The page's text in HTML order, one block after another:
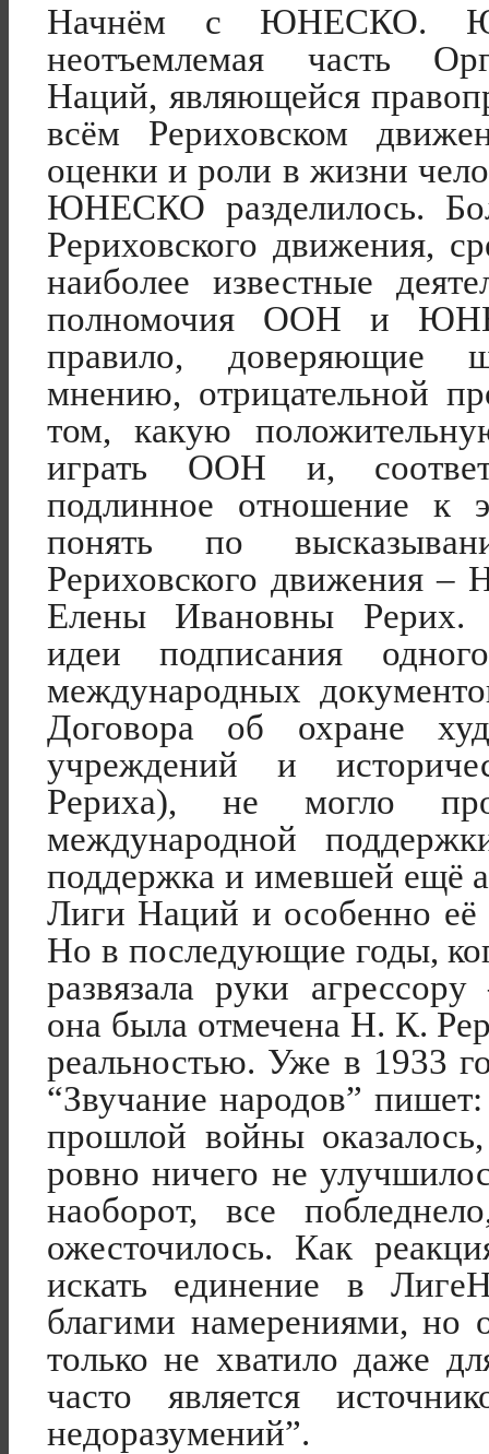
Начнём с ЮНЕСКО.
неотъемлемая часть
Наций, являющейся
всём Рериховском
оценки и роли в жизни
ЮНЕСКО разделилось.
Рериховского движения,
наиболее известные
полномочия ООН и
правило, доверяющие
мнению, отрицательной
том, какую
играть ООН и,
подлинное отношение к
понять по
Рериховского движения –
Елены Ивановны Рерих.
идеи подписания
международных
Договора об охране
учреждений и
Рериха), не могло
международной
поддержка и имевшей ещё
Лиги Наций и особенно её
Но в последующие годы,
развязала руки
она была отмечена Н. К.
реальностью. Уже в 1933
“Звучание народов”
прошлой войны
ровно ничего не
наоборот, все
ожесточилось. Как
искать единение в Лиге
благими намерениями, но
только не хватило даже
часто является
недоразумений”.